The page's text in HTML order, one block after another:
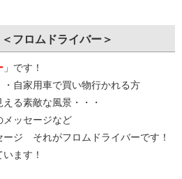
フロムドライバー＞
」です！
自家用車で買い物行かれる方
る素敵な風景・・・
メッセージなど
ージ それがフロムドライバーです！
ます！